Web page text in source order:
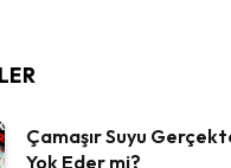
Çamaşır Suyu
Yok Eder mi?